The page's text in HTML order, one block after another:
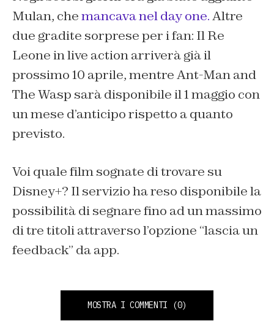
Mulan, chemancava nel day one.Altre
due gradite sorprese per i fan: Il Re
Leone in live action arriverà già il
prossimo 10 aprile, mentreAnt-Man and
The Wasp sarà disponibile il 1 maggio con
un mese d’anticipo rispetto a quanto
previsto.
Voi quale film sognate di trovare su
Disney+? Il servizio ha reso disponibile la
possibilità di segnare fino ad un massimo
di tre titoli attraverso l’opzione “lascia un
feedback” da app.
MOSTRA I COMMENTI (0)